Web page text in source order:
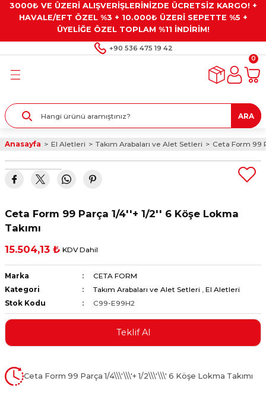
3000₺ VE ÜZERİ ALIŞVERİŞLERİNİZDE ÜCRETSİZ KARGO! +
HAVALE/EFT ÖZEL %3 + 10.000₺ ÜZERİ SEPETTE %5 +
ÜYELİĞE ÖZEL TOPLAM %11 İNDİRİM!
+90 536 475 19 42
Geri Dön
Kaplamalar
Geri Dön
Geri Dön
Gresler
Geri Dön
Alet Setleri
ve Multimetreler
ve Penseler
Geri Dön
Taşları ve
ARA
0
Anasayfa El Aletleri Takım Arabaları ve Alet Setleri Ceta Form 99
Ceta Form 99 Parça 1/4''+ 1/2'' 6 Köşe Lokma
Takımı
15.504,13 ₺ KDV Dahil
Marka
CETA FORM
Kategori
Takım Arabaları ve Alet Setleri , El Aletleri
Stok Kodu
C99-E99H2
Teklif Al
Ceta Form 99 Parça 1/4\\\'\\\'+ 1/2\\\'\\\' 6 Köşe Lokma Takımı